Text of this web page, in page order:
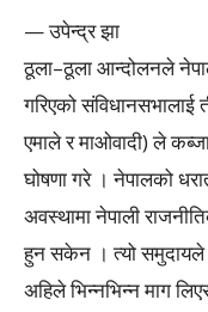
— उपेन्द्र झा
ठूला–ठूला आन्दोलनले
गरिएको
एमाले र माओवादी) ले
घोषणा गरे । नेपालको
अवस्थामा नेपाली
हुन सकेन । त्यो समुदायले
अहिले भिन्नभिन्न माग